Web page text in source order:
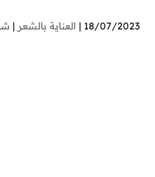
18/07/2023 | العناية بالشعر |